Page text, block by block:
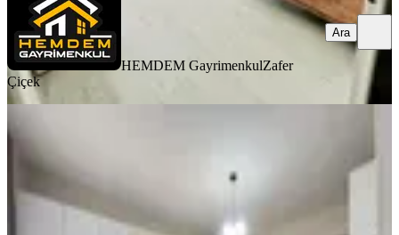
HEMDEM GayrimenkulZafer
Çiçek
Ara
Etimesgut, Ayyıldız Mahallesi